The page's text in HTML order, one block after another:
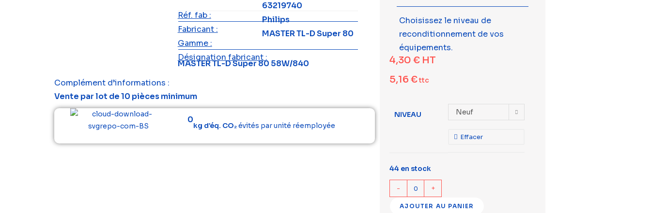
Réf. fab :
63219740
Fabricant :
Philips
Gamme :
MASTER TL-D Super 80
Désignation fabricant :
MASTER TL-D Super 80 58W/840
Complément d’informations :
Vente par lot de 10 pièces minimum
0
kg d’éq. CO₂évités par unité réemployée
Choisissez le niveau de
reconditionnement de vos
équipements.
4,30€ HT
5,16€ttc
NIVEAU Neuf
Effacer
44 en stock
- +
AJOUTER AU PANIER